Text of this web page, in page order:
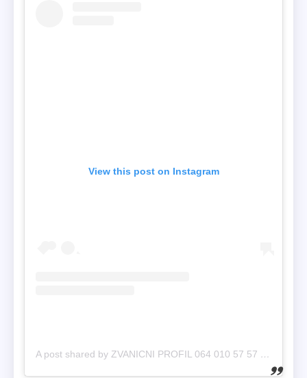
View this post on Instagram
A post shared by ZVANICNI PROFIL 064 010 57 57 (@navodikafana_official)